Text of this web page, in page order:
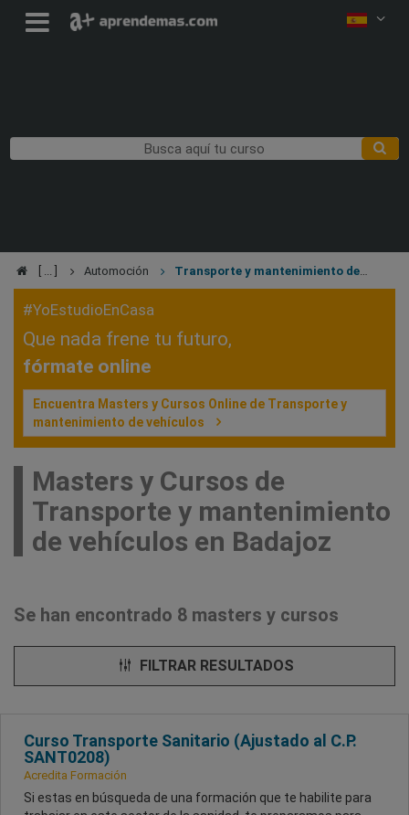
Automoción
vehículos
#YoEstudioEnCasa
Que nada frene tu futuro,
fórmate online
Encuentra Masters y Cursos Online de Transporte y
mantenimiento de vehículos
Masters y Cursos de
Transporte y mantenimiento
de vehículos en Badajoz
Se han encontrado 8 masters y cursos
FILTRAR RESULTADOS
Curso Transporte Sanitario (Ajustado al C.P.
SANT0208)
Acredita Formación
Si estas en búsqueda de una formación que te habilite para